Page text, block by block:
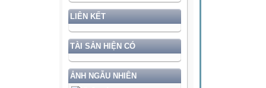
LIÊN KẾT
TÀI SẢN HIỆN CÓ
ẢNH NGẪU NHIÊN